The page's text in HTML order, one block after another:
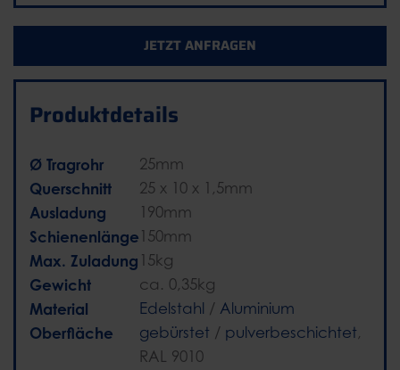
JETZT ANFRAGEN
Produktdetails
Ø Tragrohr 25mm
Querschnitt 25 x 10 x 1,5mm
Ausladung 190mm
Schienenlänge 150mm
Max. Zuladung 15kg
Gewicht ca. 0,35kg
Material Edelstahl / Aluminium
Oberfläche gebürstet / pulverbeschichtet,
RAL 9010